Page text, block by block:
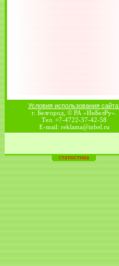
Условия использования сайта.
г. Белгород, © РА «ИнБелРу».
Тел. +7-4722-37-42-58
E-mail: reklama@inbel.ru
статистика